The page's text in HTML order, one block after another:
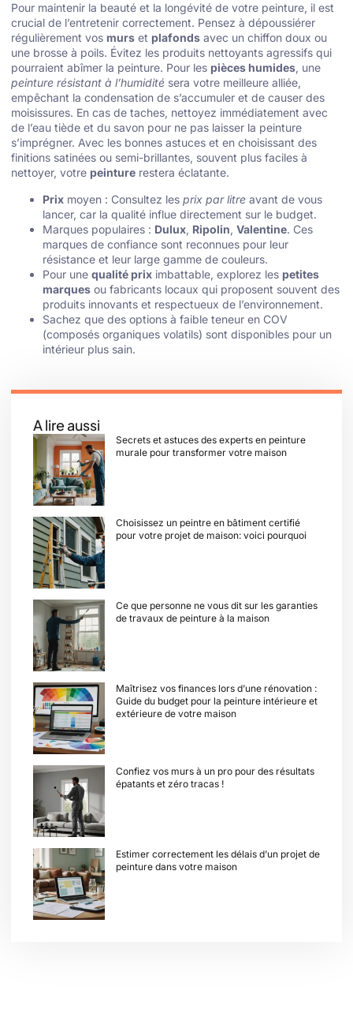
Pour maintenir la beauté et la longévité de votre peinture, il est
crucial de l’entretenir correctement. Pensez à dépoussiérer
régulièrement vos murs et plafonds avec un chiffon doux ou
une brosse à poils. Évitez les produits nettoyants agressifs qui
pourraient abîmer la peinture. Pour les pièces humides, une
peinture résistant à l’humidité sera votre meilleure alliée,
empêchant la condensation de s’accumuler et de causer des
moisissures. En cas de taches, nettoyez immédiatement avec
de l’eau tiède et du savon pour ne pas laisser la peinture
s’imprégner. Avec les bonnes astuces et en choisissant des
finitions satinées ou semi-brillantes, souvent plus faciles à
nettoyer, votre peinture restera éclatante.
Prix moyen : Consultez les prix par litre avant de vous
lancer, car la qualité influe directement sur le budget.
Marques populaires : Dulux, Ripolin, Valentine. Ces
marques de confiance sont reconnues pour leur
résistance et leur large gamme de couleurs.
Pour une qualité prix imbattable, explorez les petites
marques ou fabricants locaux qui proposent souvent des
produits innovants et respectueux de l’environnement.
Sachez que des options à faible teneur en COV
(composés organiques volatils) sont disponibles pour un
intérieur plus sain.
A lire aussi
Secrets et astuces des experts en peinture
murale pour transformer votre maison
Choisissez un peintre en bâtiment certifié
pour votre projet de maison: voici pourquoi
Ce que personne ne vous dit sur les garanties
de travaux de peinture à la maison
Maîtrisez vos finances lors d’une rénovation :
Guide du budget pour la peinture intérieure et
extérieure de votre maison
Confiez vos murs à un pro pour des résultats
épatants et zéro tracas !
Estimer correctement les délais d’un projet de
peinture dans votre maison